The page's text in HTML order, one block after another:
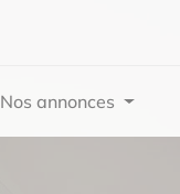
Nos annonces